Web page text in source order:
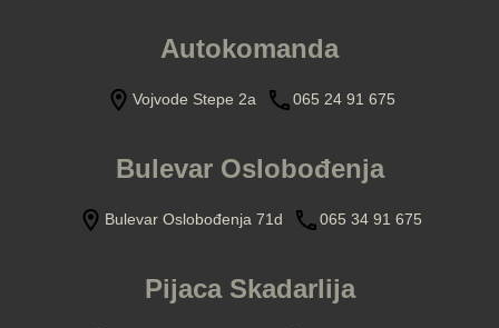
Autokomanda
Vojvode Stepe 2a 065 24 91 675
Bulevar Oslobođenja
Bulevar Oslobođenja 71d 065 34 91 675
Pijaca Skadarlija